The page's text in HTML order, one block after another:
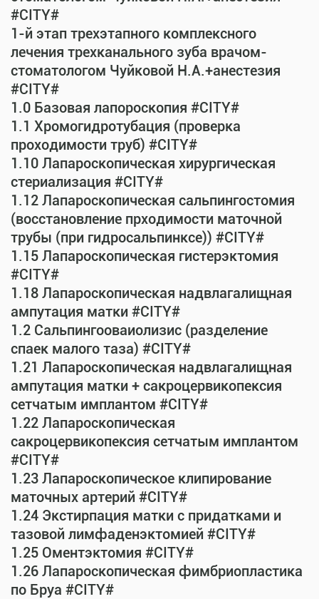
#CITY#
1-й этап трехэтапного комплексного
лечения трехканального зуба врачом-
стоматологом Чуйковой Н.А.+анестезия
#CITY#
1.0 Базовая лапороскопия #CITY#
1.1 Хромогидротубация (проверка
проходимости труб) #CITY#
1.10 Лапароскопическая хирургическая
стериализация #CITY#
1.12 Лапароскопическая сальпингостомия
(восстановление прходимости маточной
трубы (при гидросальпинксе)) #CITY#
1.15 Лапароскопическая гистерэктомия
#CITY#
1.18 Лапароскопическая надвлагалищная
ампутация матки #CITY#
1.2 Сальпингооваиолизис (разделение
спаек малого таза) #CITY#
1.21 Лапароскопическая надвлагалищная
ампутация матки + сакроцервикопексия
сетчатым имплантом #CITY#
1.22 Лапароскопическая
сакроцервикопексия сетчатым имплантом
#CITY#
1.23 Лапароскопическое клипирование
маточных артерий #CITY#
1.24 Экстирпация матки с придатками и
тазовой лимфаденэктомией #CITY#
1.25 Оментэктомия #CITY#
1.26 Лапароскопическая фимбриопластика
по Бруа #CITY#